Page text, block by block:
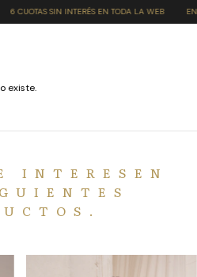
SIN INTERÉS EN TODA LA WEB ENVÍO
existe.
INTERESEN